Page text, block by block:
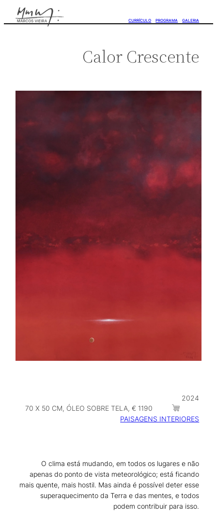
CURRÍCULO PROGRAMA GALERIA
Calor Crescente
2024
70 X 50 CM, ÓLEO SOBRE TELA, € 1190
PAISAGENS INTERIORES
O clima está mudando, em todos os lugares e não
apenas do ponto de vista meteorológico; está ficando
mais quente, mais hostil. Mas ainda é possível deter esse
superaquecimento da Terra e das mentes, e todos
podem contribuir para isso.